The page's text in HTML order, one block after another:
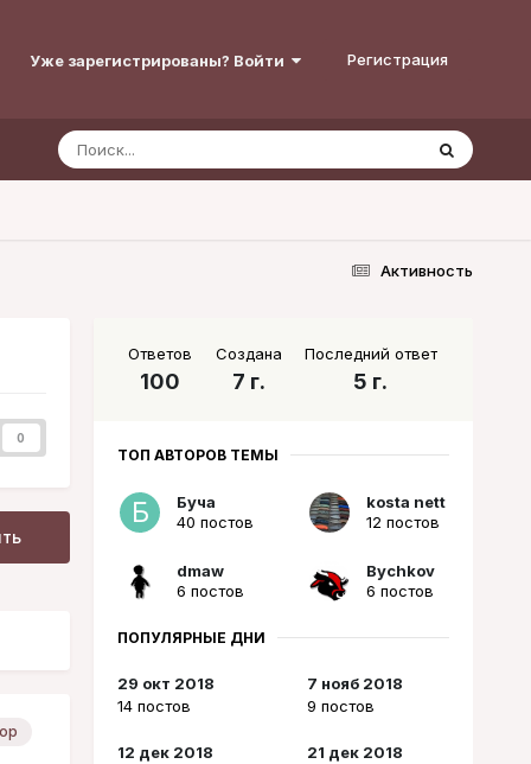
Уже зарегистрированы? Войти Регистрация
Активность
0
Ответов
100
Создана
7 г.
Последний ответ
5 г.
ТОП АВТОРОВ ТЕМЫ
Буча
40 постов
kosta nett
12 постов
dmaw
6 постов
Bychkov
6 постов
ПОПУЛЯРНЫЕ ДНИ
29 окт 2018
14 постов
7 нояб 2018
9 постов
12 дек 2018
21 дек 2018